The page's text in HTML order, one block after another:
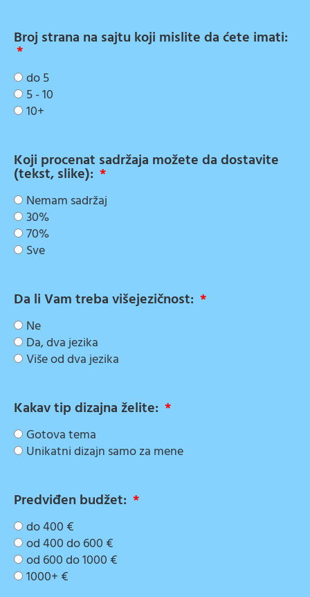
Broj strana na sajtu koji mislite da ćete imati:
do 5
5 - 10
10+
Koji procenat sadržaja možete da dostavite
(tekst, slike):
Nemam sadržaj
30%
70%
Sve
Da li Vam treba višejezičnost:
Ne
Da, dva jezika
Više od dva jezika
Kakav tip dizajna želite:
Gotova tema
Unikatni dizajn samo za mene
Predviđen budžet:
do 400 €
od 400 do 600 €
od 600 do 1000 €
1000+ €